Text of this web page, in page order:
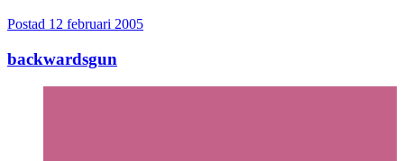
Postad 12 februari 2005
backwardsgun